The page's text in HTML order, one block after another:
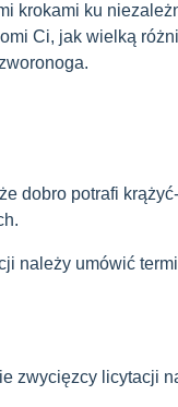
krokami ku
Ci, jak wielką
dobro potrafi
należy umówić
zwycięzcy licytacji